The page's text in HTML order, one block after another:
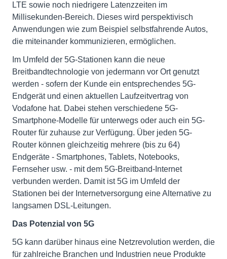
LTE sowie noch niedrigere Latenzzeiten im
Millisekunden-Bereich. Dieses wird perspektivisch
Anwendungen wie zum Beispiel selbstfahrende Autos,
die miteinander kommunizieren, ermöglichen.
Im Umfeld der 5G-Stationen kann die neue
Breitbandtechnologie von jedermann vor Ort genutzt
werden - sofern der Kunde ein entsprechendes 5G-
Endgerät und einen aktuellen Laufzeitvertrag von
Vodafone hat. Dabei stehen verschiedene 5G-
Smartphone-Modelle für unterwegs oder auch ein 5G-
Router für zuhause zur Verfügung. Über jeden 5G-
Router können gleichzeitig mehrere (bis zu 64)
Endgeräte - Smartphones, Tablets, Notebooks,
Fernseher usw. - mit dem 5G-Breitband-Internet
verbunden werden. Damit ist 5G im Umfeld der
Stationen bei der Internetversorgung eine Alternative zu
langsamen DSL-Leitungen.
Das Potenzial von 5G
5G kann darüber hinaus eine Netzrevolution werden, die
für zahlreiche Branchen und Industrien neue Produkte